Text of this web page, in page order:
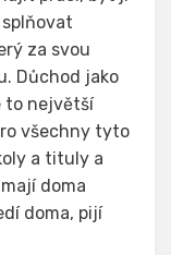
za svou
Důchod jako
to největší
všechny tyto
a tituly a
doma
doma, pijí